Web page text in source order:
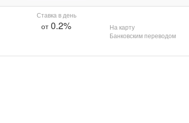
Ставка в день
от0.2%
На карту
Банковским переводом